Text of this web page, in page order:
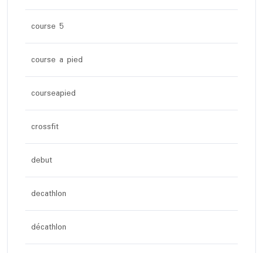
course 5
course a pied
courseapied
crossfit
debut
decathlon
décathlon